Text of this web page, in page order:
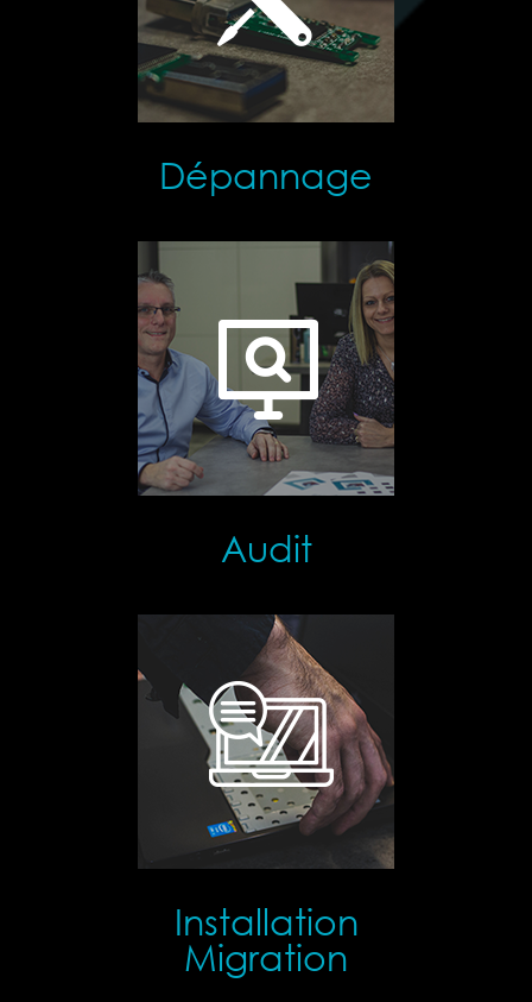
Dépannage
Audit
Installation
Migration